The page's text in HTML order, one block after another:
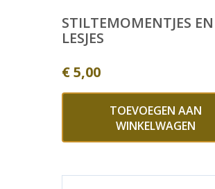
STILTEMOMENTJES EN
LESJES
€5,00
TOEVOEGEN AAN
WINKELWAGEN